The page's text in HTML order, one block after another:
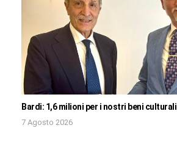
Bardi: 1,6 milioni per i nostri beni culturali
7 Agosto 2026